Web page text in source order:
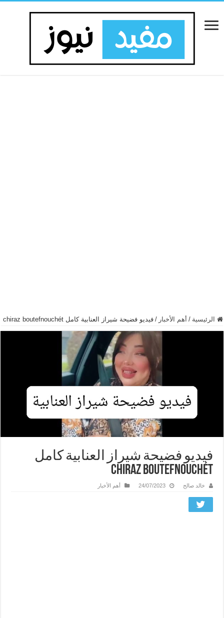
الرئيسية / أهم الأخبار / فيديو فضيحة شيراز العنابية كامل chiraz boutefnouchét
فيديو فضيحة شيراز العنابية كامل
chiraz boutefnouchét
خالد صالح 24/07/2023 أهم الأخبار